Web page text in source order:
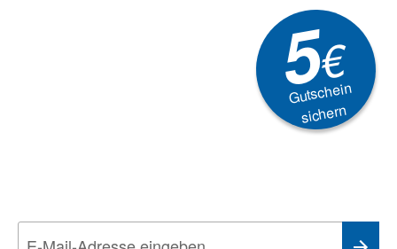
5€
Gutschein
sichern